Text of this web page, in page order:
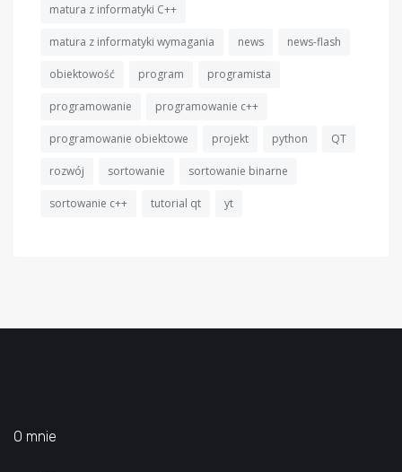
matura z informatyki C++
matura z informatyki wymagania news news-flash
obiektowość program programista
programowanie programowanie c++
programowanie obiektowe projekt python QT
rozwój sortowanie sortowanie binarne
sortowanie c++ tutorial qt yt
O mnie